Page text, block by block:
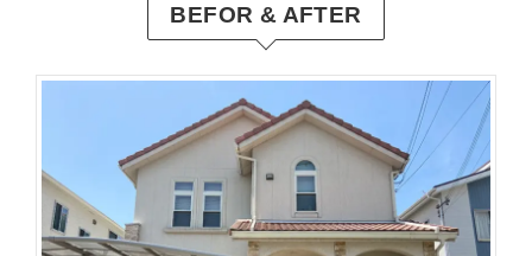
BEFOR & AFTER